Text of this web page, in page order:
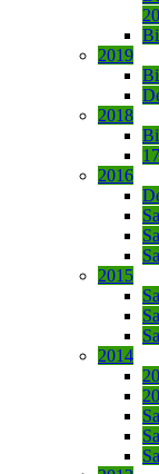
2019
2018
2016
2015
2014